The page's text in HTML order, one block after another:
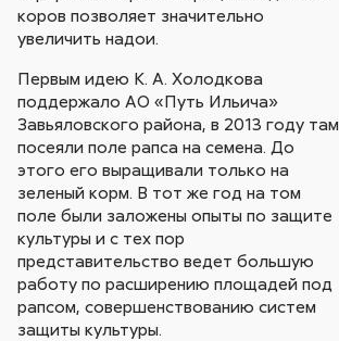
коров позволяет значительно
увеличить надои.
Первым идею К. А. Холодкова
поддержало АО «Путь Ильича»
Завьяловского района, в 2013 году там
посеяли поле рапса на семена. До
этого его выращивали только на
зеленый корм. В тот же год на том
поле были заложены опыты по защите
культуры и с тех пор
представительство ведет большую
работу по расширению площадей под
рапсом, совершенствованию систем
защиты культуры.